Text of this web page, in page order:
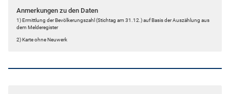
Anmerkungen zu den Daten
1) Ermittlung der Bevölkerungszahl (Stichtag am 31.12.) auf Basis der Auszählung aus
dem Melderegister
2) Karte ohne Neuwerk